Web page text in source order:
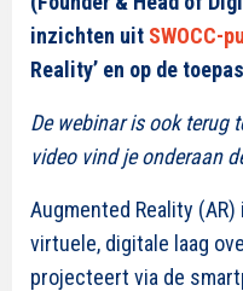
inzichten uit SWOCC-
Reality’ en op de
De webinar is ook terug
video vind je onderaan
Augmented Reality
virtuele, digitale laag
projecteert via de